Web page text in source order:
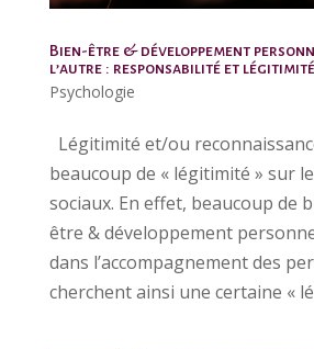
Bien-être & développement
l’autre : responsabilité et légitimité
Psychologie
Légitimité et/ou
beaucoup de « légitimité » sur
sociaux. En effet, beaucoup de
être & développement
dans l’accompagnement des
cherchent ainsi une certaine «